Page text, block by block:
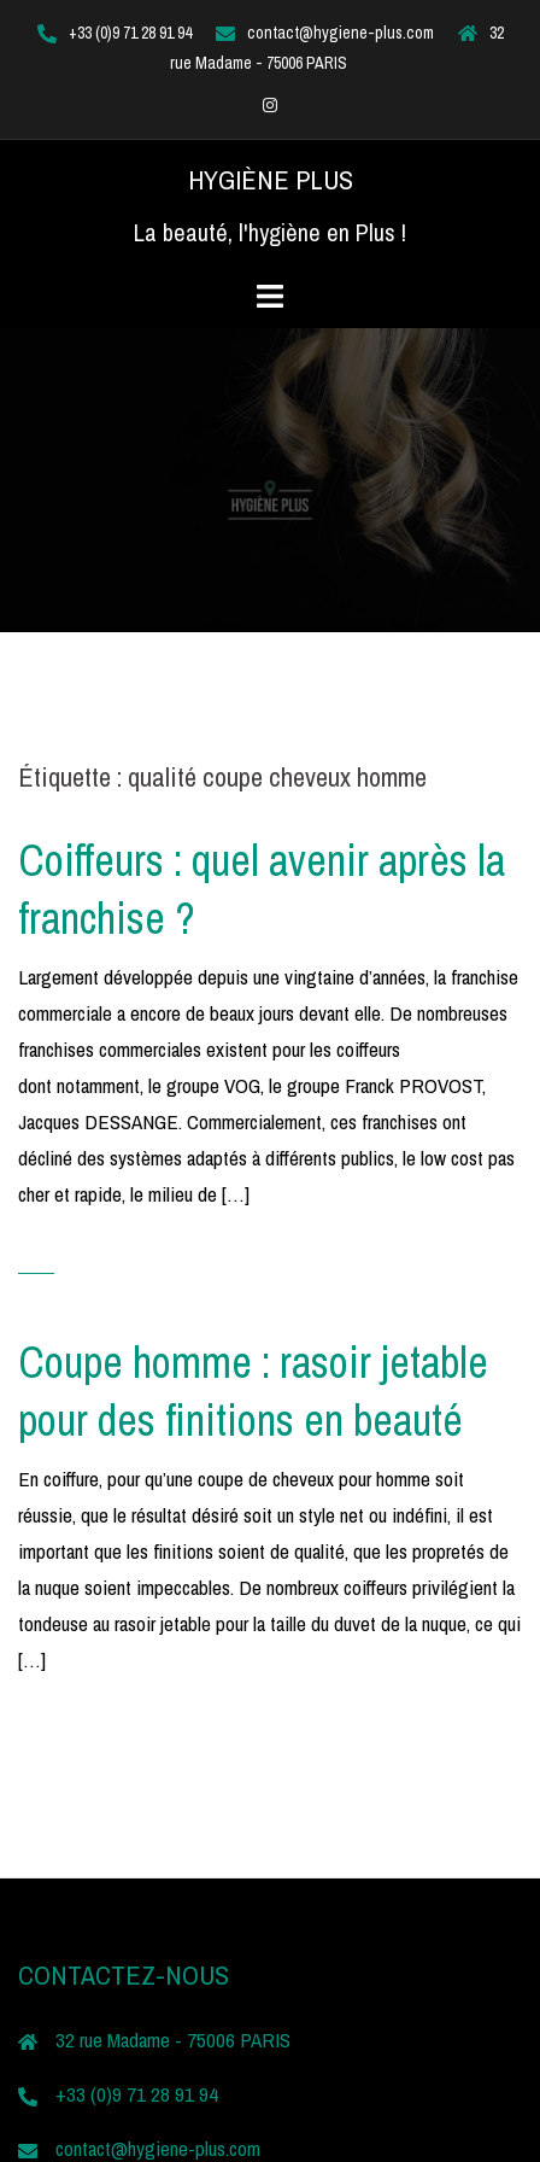
+33 (0)9 71 28 91 94 contact@hygiene-plus.com
32
rue Madame - 75006 PARIS
Instagram
HYGIÈNE PLUS
La beauté, l'hygiène en Plus !
Étiquette : qualité coupe cheveux homme
Coiffeurs : quel avenir après la
franchise ?
Largement développée depuis une vingtaine d’années, la franchise
commerciale a encore de beaux jours devant elle. De nombreuses
franchises commerciales existent pour les coiffeurs
dont notamment, le groupe VOG, le groupe Franck PROVOST,
Jacques DESSANGE. Commercialement, ces franchises ont
décliné des systèmes adaptés à différents publics, le low cost pas
cher et rapide, le milieu de […]
Coupe homme : rasoir jetable
pour des finitions en beauté
En coiffure, pour qu’une coupe de cheveux pour homme soit
réussie, que le résultat désiré soit un style net ou indéfini, il est
important que les finitions soient de qualité, que les propretés de
la nuque soient impeccables. De nombreux coiffeurs privilégient la
tondeuse au rasoir jetable pour la taille du duvet de la nuque, ce qui
[…]
CONTACTEZ-NOUS
32 rue Madame - 75006 PARIS
+33 (0)9 71 28 91 94
contact@hygiene-plus.com